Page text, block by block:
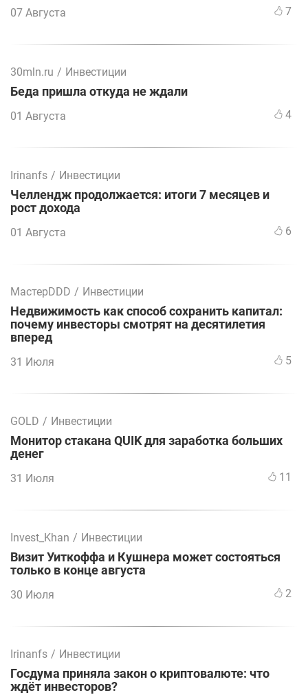
07 Августа 7
30mln.ru / Инвестиции
Беда пришла откуда не ждали
01 Августа 4
Irinanfs / Инвестиции
Челлендж продолжается: итоги 7 месяцев и
рост дохода
01 Августа 6
МастерDDD / Инвестиции
Недвижимость как способ сохранить капитал:
почему инвесторы смотрят на десятилетия
вперед
31 Июля 5
GOLD / Инвестиции
Монитор стакана QUIK для заработка больших
денег
31 Июля 11
Invest_Khan / Инвестиции
Визит Уиткоффа и Кушнера может состояться
только в конце августа
30 Июля 2
Irinanfs / Инвестиции
Госдума приняла закон о криптовалюте: что
ждёт инвесторов?